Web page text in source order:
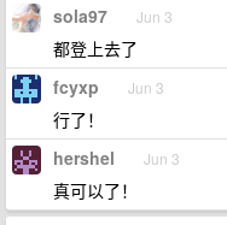
sola97 Jun 3
都登上去了
fcyxp Jun 3
行了！
hershel Jun 3
真可以了！